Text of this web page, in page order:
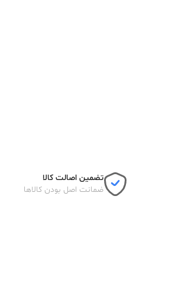
تضمین اصالت کالا
ضمانت اصل بودن کالاها